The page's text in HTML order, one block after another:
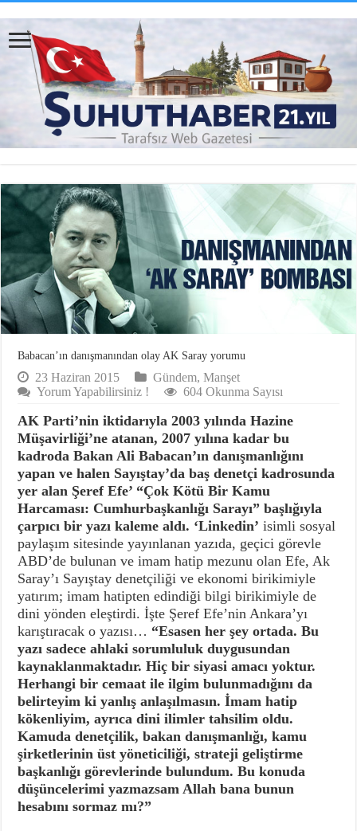
Babacan’ın danışmanından olay AK Saray yorumu
23 Haziran 2015 Gündem,Manşet
Yorum Yapabilirsiniz !
604 Okunma Sayısı
AK Parti’nin iktidarıyla 2003 yılında Hazine
Müşavirliği’ne atanan, 2007 yılına kadar bu
kadroda Bakan Ali Babacan’ın danışmanlığını
yapan ve halen Sayıştay’da baş denetçi kadrosunda
yer alan Şeref Efe’ “Çok Kötü Bir Kamu
Harcaması: Cumhurbaşkanlığı Sarayı” başlığıyla
çarpıcı bir yazı kaleme aldı. ‘Linkedin’ isimli sosyal
paylaşım sitesinde yayınlanan yazıda, geçici görevle
ABD’de bulunan ve imam hatip mezunu olan Efe, Ak
Saray’ı Sayıştay denetçiliği ve ekonomi birikimiyle
yatırım; imam hatipten edindiği bilgi birikimiyle de
dini yönden eleştirdi. İşte Şeref Efe’nin Ankara’yı
karıştıracak o yazısı… “Esasen her şey ortada. Bu
yazı sadece ahlaki sorumluluk duygusundan
kaynaklanmaktadır. Hiç bir siyasi amacı yoktur.
Herhangi bir cemaat ile ilgim bulunmadığını da
belirteyim ki yanlış anlaşılmasın. İmam hatip
kökenliyim, ayrıca dini ilimler tahsilim oldu.
Kamuda denetçilik, bakan danışmanlığı, kamu
şirketlerinin üst yöneticiliği, strateji geliştirme
başkanlığı görevlerinde bulundum. Bu konuda
düşüncelerimi yazmazsam Allah bana bunun
hesabını sormaz mı?”